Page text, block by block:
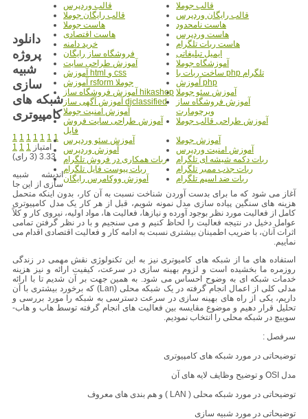
قالب جوملا
قالب وردپرس
قالب رایگان وردپرس
قالب رایگان جوملا
هاست نامحدود
هاست جوملا
هاست وردپرس
هاست اقتصادی
هاست ربات تلگرام
خرید دامنه
ایمیل تبلیغاتی
فروشگاه ساز رایگان
آموزشگاه جوملا
آموزش طراحی سایت
ساخت ربات با php تلگرام
آموزش html و css
آموزش php
آموزش rsform جوملا
آموزش سئو جوملا آموزش فروشگاه ساز hikashop
آموزش فروشگاه ساز
ویرچومارت
آموزش آگهی ساز djclassified
آموزش امنیت جوملا
آموزش طراحی قالب جوملا
آموزش طراحی سایت فروش
فایل
آموزش جوملا
آموزش سئو وردپرس
آموزش امنیت وردپرس
آموزش وردپرس
ربات دکمه شیشه ای تلگرام
ربات همکاری در فروش تلگرام
ربات جذب ممبر تلگرام
ربات پیوست فایل تلگرام
ربات ضد اسپم تلگرام
آموزش ووکامرس رایگان
دانلود
پروژه
شبیه
سازی
شبکه های
کامپیوتری
1 1 1 1 1 1 1
1 1 1 امتیاز
3.33 (3 رای)
اندیشه شبیه
سازی از این جا
آغاز می شود که ما برای بدست آوردن شناخت نسبت به آن کار، بدون اینکه متحمل
هزینه های سنگین پیاده سازی مدل نمونه شویم، قبل از هر کار یک مدل کامپیوتری
کامل از فعالیت مورد نظر بوجود آورده و نیازها، فعالیت ها، مواد اولیه، نیروی کار و کلاً
عوامل دخیل در نتیجه فعالیت را لحاظ کنیم و می سنجیم و با در نظر گرفتن تمامی
اثرات آنان، با ضریب اطمینان بیشتری نسبت به ادامه کار و فعالیت اقتصادی اقدام می
نماییم.
استفاده های ما از شبکه های کامیوتری نیز به این تکنولوژی نقش مهمی در زندگی
روزمره ما بخشیده است و لزوم بهینه سازی در سرعت، کیفیت ارائه و نیز هزینه
خدمات شبکه ای به وضوح احساس می شود. به همین جهت بر آن شدیم تا با ارائه
مدلی کلی از اعمال انجام گرفته در یک شبکه محلی (Lan) که برخورد بیشتری با آن
داریم، یکی از راه های بهینه سازی در سرعت دسترسی به شبکه را مورد بررسی و
تحلیل قرار دهیم و موضوع مقایسه بین فعالیت های انجام گرفته توسط هاب و هاب-
سوییچ در شبکه محلی را انتخاب نمودیم.
سرفصل :
توضیحاتی در مورد شبکه های کامپیوتری
مدل OSI و توضیح وظایف لایه های آن
توضیحاتی در مورد شبکه محلی ( LAN ) و هم بندی های معروف
توضیحاتی در مورد شبیه سازی